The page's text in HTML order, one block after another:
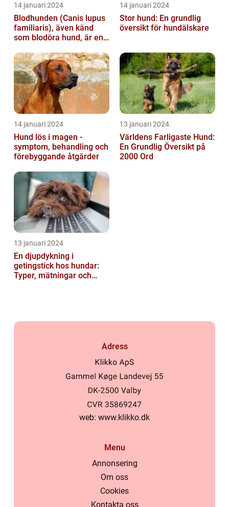
14 januari 2024
Blodhunden (Canis lupus
familiaris), även känd
som blodöra hund, är en
kara...
14 januari 2024
Stor hund: En grundlig
översikt för hundälskare
14 januari 2024
Hund lös i magen -
symptom, behandling och
förebyggande åtgärder
13 januari 2024
Världens Farligaste Hund:
En Grundlig Översikt på
2000 Ord
13 januari 2024
En djupdykning i
getingstick hos hundar:
Typer, mätningar och
Adress
web: www.klikko.dk
Menu
Annonsering
Om oss
Cookies
Kontakta oss